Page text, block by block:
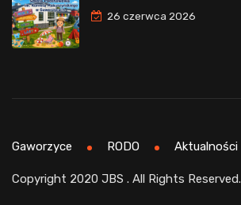
26 czerwca 2026
Copyright 2020 JBS . All Rights Reserved.
Gaworzyce RODO Aktualności